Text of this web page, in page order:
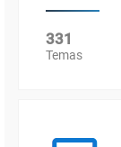
331
Temas